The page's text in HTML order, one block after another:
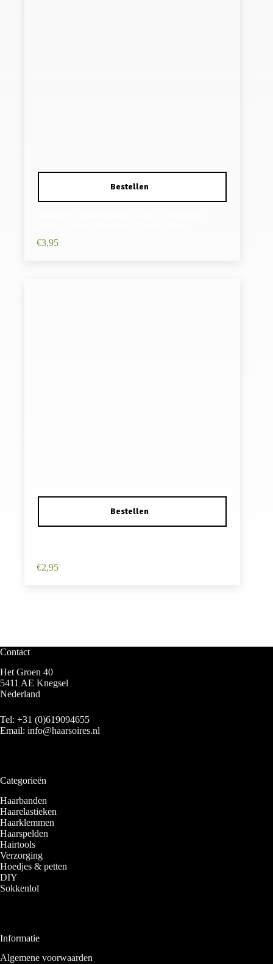
€3,95
€2,95
Contact
Het Groen 40
5411 AE Knegsel
Nederland
Tel: +31 (0)619094655
Email: info@haarsoires.nl
Categorieën
Haarbanden
Haarelastieken
Haarklemmen
Haarspelden
Hairtools
Verzorging
Hoedjes & petten
DIY
Sokkenlol
Informatie
Algemene voorwaarden